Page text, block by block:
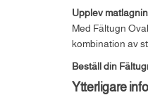
Upplev
Med Fältugn
kombination av
Beställ din
Ytterligare